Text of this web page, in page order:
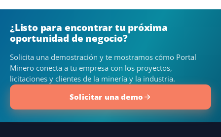
¿Listo para encontrar tu próxima
oportunidad de negocio?
Solicita una demostración y te mostramos cómo Portal
Minero conecta a tu empresa con los proyectos,
licitaciones y clientes de la minería y la industria.
Solicitar una demo